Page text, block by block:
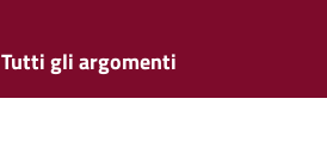
Tutti gli argomenti